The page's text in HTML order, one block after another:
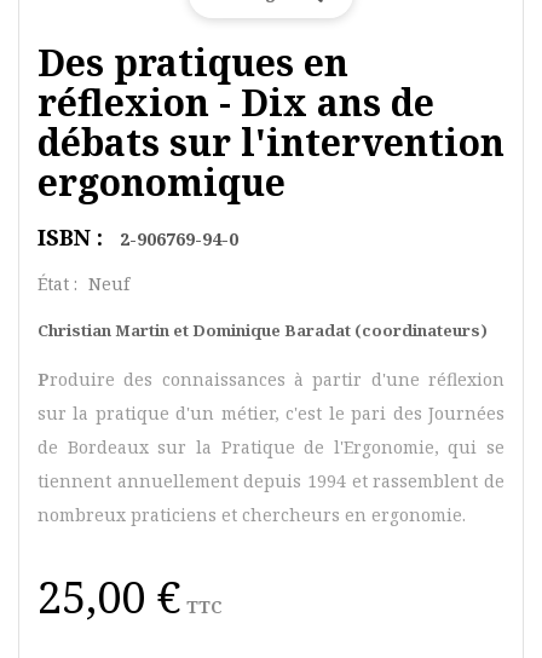
Des pratiques en
réflexion - Dix ans de
débats sur l'intervention
ergonomique
ISBN :
2-906769-94-0
État : Neuf
Christian Martin et Dominique Baradat (coordinateurs)
Produire des connaissances à partir d'une réflexion
sur la pratique d'un métier, c'est le pari des Journées
de Bordeaux sur la Pratique de l'Ergonomie, qui se
tiennent annuellement depuis 1994 et rassemblent de
nombreux praticiens et chercheurs en ergonomie.
25,00 € TTC